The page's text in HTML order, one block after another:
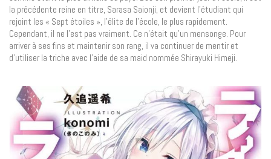
la précédente reine en titre, Sarasa Saionji, et devient l’étudiant qui
rejoint les « Sept étoiles », l’élite de l’école, le plus rapidement.
Cependant, il ne l’est pas vraiment. Ce n’était qu’un mensonge. Pour
arriver à ses fins et maintenir son rang, il va continuer de mentir et
d’utiliser la triche avec l’aide de sa maid nommée Shirayuki Himeji.